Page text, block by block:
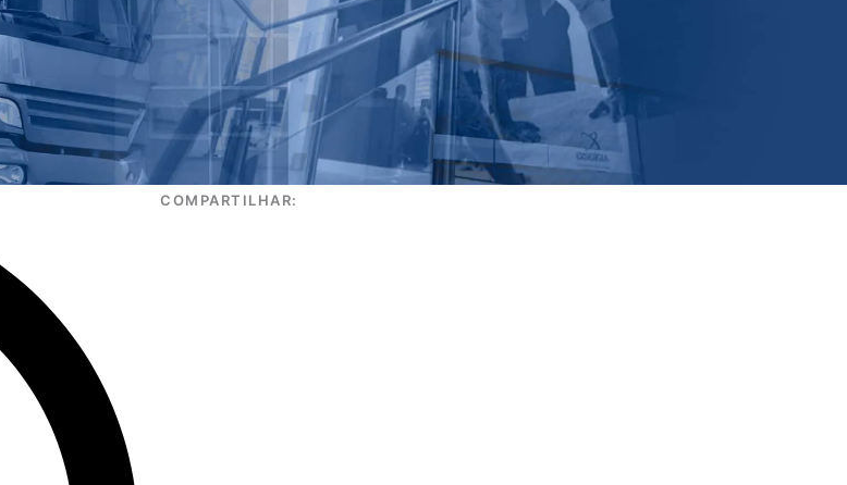
COMPARTILHAR: